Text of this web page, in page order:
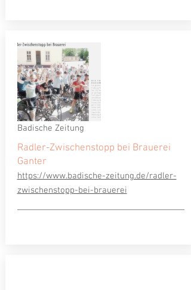
Radler-Zwischenstopp bei Brauerei
Ganter
Badische Zeitung
https://www.badische-zeitung.de/radler-
zwischenstopp-bei-brauerei